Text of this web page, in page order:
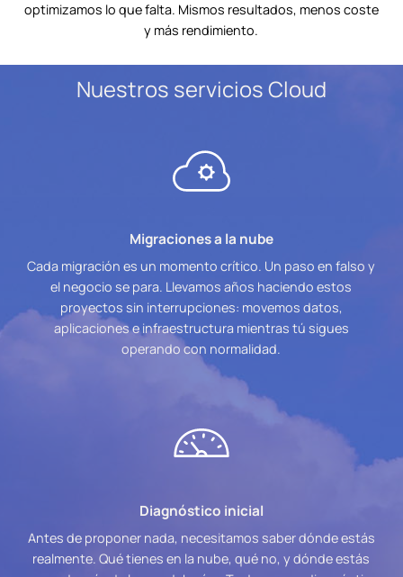
optimizamos lo que falta. Mismos resultados, menos coste
y más rendimiento.
Nuestros servicios Cloud
Migraciones a la nube
Cada migración es un momento crítico. Un paso en falso y
el negocio se para. Llevamos años haciendo estos
proyectos sin interrupciones: movemos datos,
aplicaciones e infraestructura mientras tú sigues
operando con normalidad.
Diagnóstico inicial
Antes de proponer nada, necesitamos saber dónde estás
realmente. Qué tienes en la nube, qué no, y dónde estás